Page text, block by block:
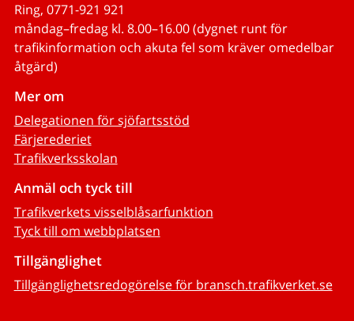
Ring, 0771-921 921
måndag–fredag kl. 8.00–16.00 (dygnet runt för
trafikinformation och akuta fel som kräver omedelbar
åtgärd)
Mer om
Delegationen för sjöfartsstöd
Färjerederiet
Trafikverksskolan
Anmäl och tyck till
Trafikverkets visselblåsarfunktion
Tyck till om webbplatsen
Tillgänglighet
Tillgänglighetsredogörelse för bransch.trafikverket.se